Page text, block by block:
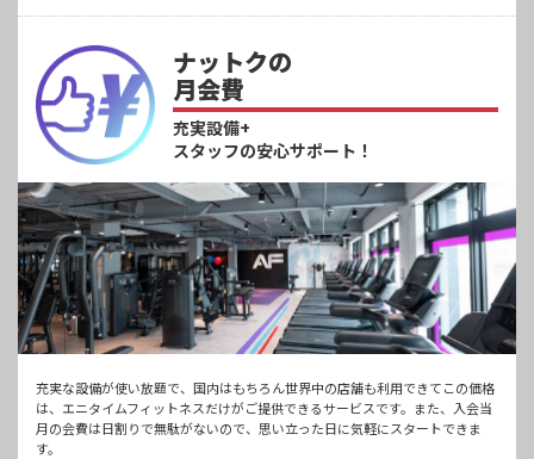
ナットクの
月会費
充実設備+
スタッフの安心サポート！
充実な設備が使い放題で、国内はもちろん世界中の店舗も利用できてこの価格
は、エニタイムフィットネスだけがご提供できるサービスです。また、入会当
月の会費は日割りで無駄がないので、思い立った日に気軽にスタートできま
す。